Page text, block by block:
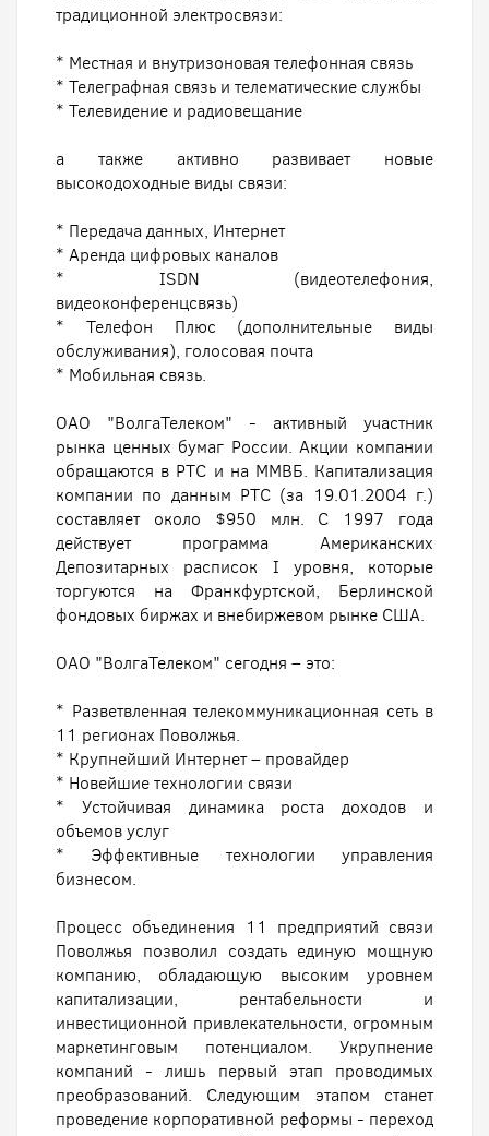
традиционной электросвязи:
* Местная и внутризоновая телефонная связь
* Телеграфная связь и телематические службы
* Телевидение и радиовещание
а также активно развивает новые
высокодоходные виды связи:
* Передача данных, Интернет
* Аренда цифровых каналов
* ISDN (видеотелефония,
видеоконференцсвязь)
* Телефон Плюс (дополнительные виды
обслуживания), голосовая почта
* Мобильная связь.
ОАО "ВолгаТелеком" - активный участник
рынка ценных бумаг России. Акции компании
обращаются в РТС и на ММВБ. Капитализация
компании по данным РТС (за 19.01.2004 г.)
составляет около $950 млн. С 1997 года
действует программа Американских
Депозитарных расписок I уровня, которые
торгуются на Франкфуртской, Берлинской
фондовых биржах и внебиржевом рынке США.
ОАО "ВолгаТелеком" сегодня – это:
* Разветвленная телекоммуникационная сеть в
11 регионах Поволжья.
* Крупнейший Интернет – провайдер
* Новейшие технологии связи
* Устойчивая динамика роста доходов и
объемов услуг
* Эффективные технологии управления
бизнесом.
Процесс объединения 11 предприятий связи
Поволжья позволил создать единую мощную
компанию, обладающую высоким уровнем
капитализации, рентабельности и
инвестиционной привлекательности, огромным
маркетинговым потенциалом. Укрупнение
компаний - лишь первый этап проводимых
преобразований. Следующим этапом станет
проведение корпоративной реформы - переход